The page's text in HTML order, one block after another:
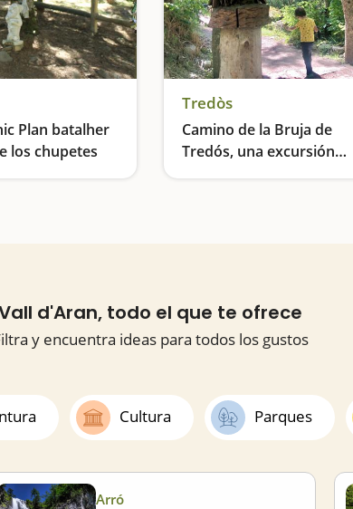
Plan batalher
los chupetes
¡Descansamos, comemos y dejamos el chupete!
Tredòs
Camino de la Bruja de
Tredós, una excursión
d'Aran, todo el que te ofrece
y encuentra ideas para todos los gustos
Cultura Parques
Arró